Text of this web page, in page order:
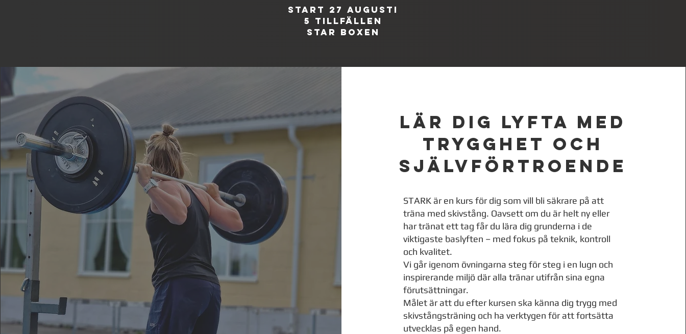
Start 27 augusti
5 tillfällen
STAR Boxen
Lär dig lyfta med
trygghet och
självförtroende
STARK är en kurs för dig som vill bli säkrare på att
träna med skivstång. Oavsett om du är helt ny eller
har tränat ett tag får du lära dig grunderna i de
viktigaste baslyften – med fokus på teknik, kontroll
och kvalitet.
Vi går igenom övningarna steg för steg i en lugn och
inspirerande miljö där alla tränar utifrån sina egna
förutsättningar.
Målet är att du efter kursen ska känna dig trygg med
skivstångsträning och ha verktygen för att fortsätta
utvecklas på egen hand.